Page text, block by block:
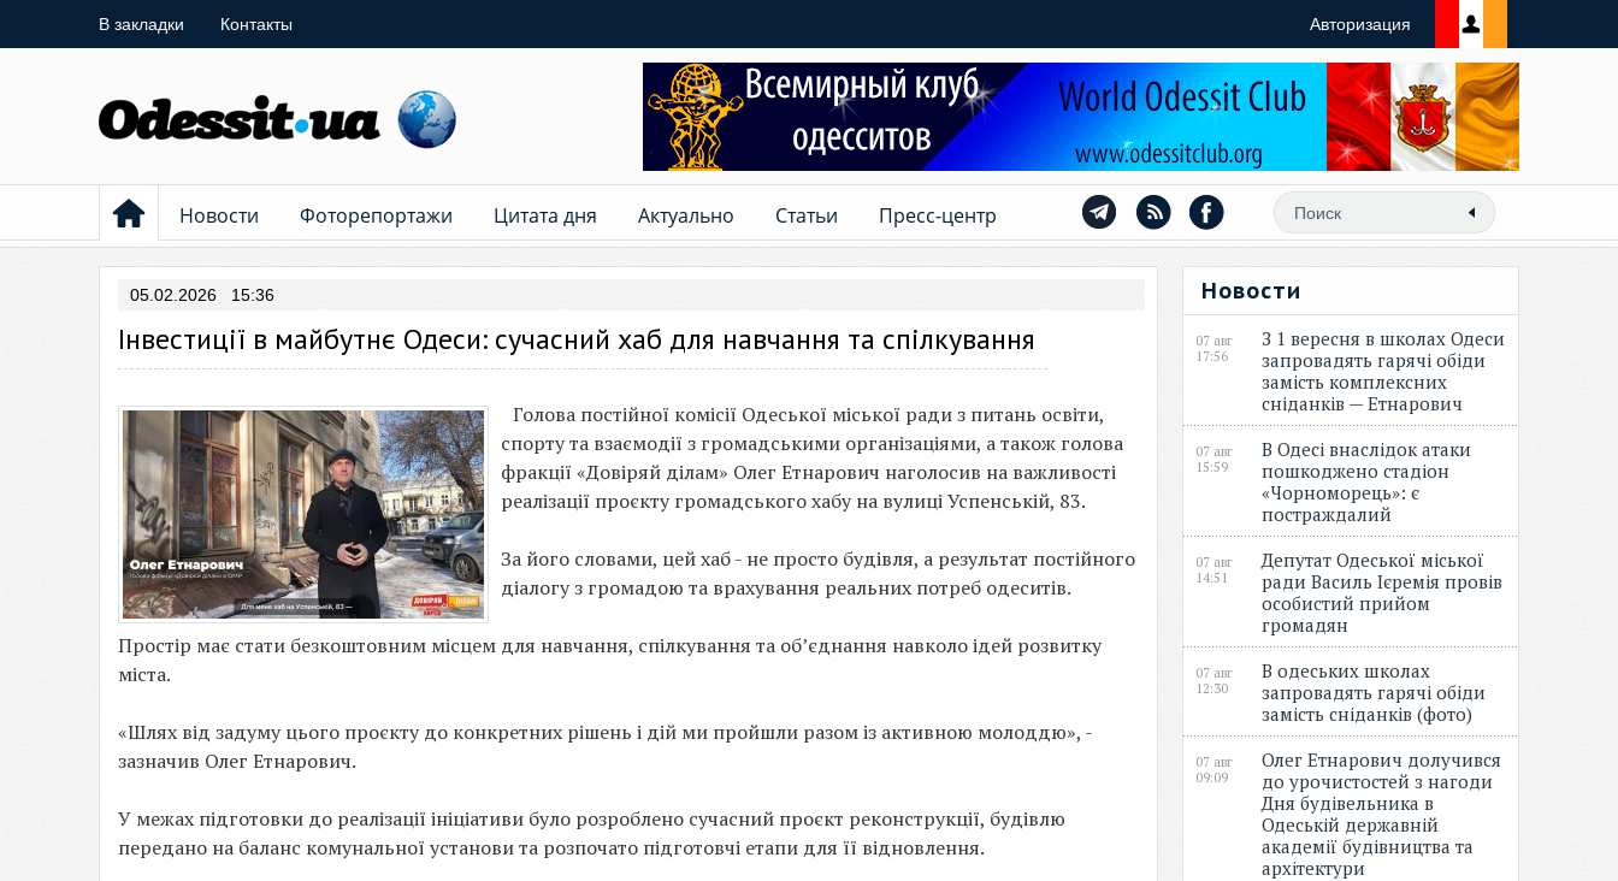
В закладки Контакты Авторизация
Новости Фоторепортажи Цитата дня Актуально Статьи Пресс-центр
05.02.2026 15:36
Інвестиції в майбутнє Одеси: сучасний хаб для навчання та спілкування
Голова постійної комісії Одеської міської ради з питань освіти,
спорту та взаємодії з громадськими організаціями, а також голова
фракції «Довіряй ділам» Олег Етнарович наголосив на важливості
реалізації проєкту громадського хабу на вулиці Успенській, 83.
За його словами, цей хаб - не просто будівля, а результат постійного
діалогу з громадою та врахування реальних потреб одеситів.
Простір має стати безкоштовним місцем для навчання, спілкування та об’єднання навколо ідей розвитку
міста.
«Шлях від задуму цього проєкту до конкретних рішень і дій ми пройшли разом із активною молоддю», -
зазначив Олег Етнарович.
У межах підготовки до реалізації ініціативи було розроблено сучасний проєкт реконструкції, будівлю
передано на баланс комунальної установи та розпочато підготовчі етапи для її відновлення.
Новости
07 авг
17:56
З 1 вересня в школах Одеси
запровадять гарячі обіди
замість комплексних
сніданків — Етнарович
07 авг
15:59
В Одесі внаслідок атаки
пошкоджено стадіон
«Чорноморець»: є
постраждалий
07 авг
14:51
Депутат Одеської міської
ради Василь Ієремія провів
особистий прийом
громадян
07 авг
12:30
В одеських школах
запровадять гарячі обіди
замість сніданків (фото)
07 авг
09:09
Олег Етнарович долучився
до урочистостей з нагоди
Дня будівельника в
Одеській державній
академії будівництва та
архітектури